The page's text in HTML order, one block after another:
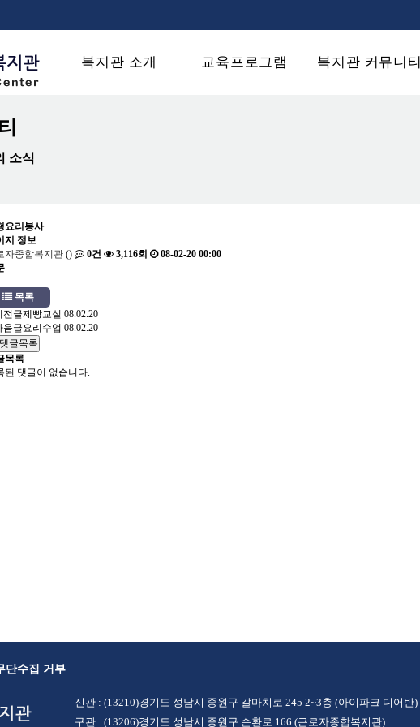
복지관 소개 교육프로그램 복지관 커뮤니티
소식
요리봉사
지 정보
자종합복지관 () 0건 3,116회
08-02-20 00:00
목록
전글제빵교실 08.02.20
음글요리수업 08.02.20
댓글목록
목록
된 댓글이 없습니다.
단수집 거부
신관 : (13210)경기도 성남시 중원구 갈마치로 245 2~3층 (아이파크 디어반)
구관 : (13206)경기도 성남시 중원구 순환로 166 (근로자종합복지관)